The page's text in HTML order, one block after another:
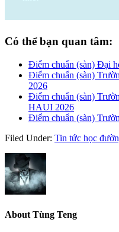
Có thể bạn quan tâm:
Điểm chuẩn (sàn) Đại
Điểm chuẩn (sàn)
2026
Điểm chuẩn (sàn)
HAUI 2026
Điểm chuẩn (sàn)
Filed Under: Tin tức học
About Tùng Teng